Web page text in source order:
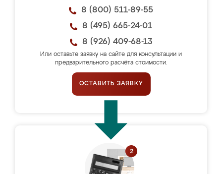
8 (800) 511-89-55
8 (495) 665-24-01
8 (926) 409-68-13
Или оставьте заявку на сайте для консультации и
предварительного расчёта стоимости.
ОСТАВИТЬ ЗАЯВКУ